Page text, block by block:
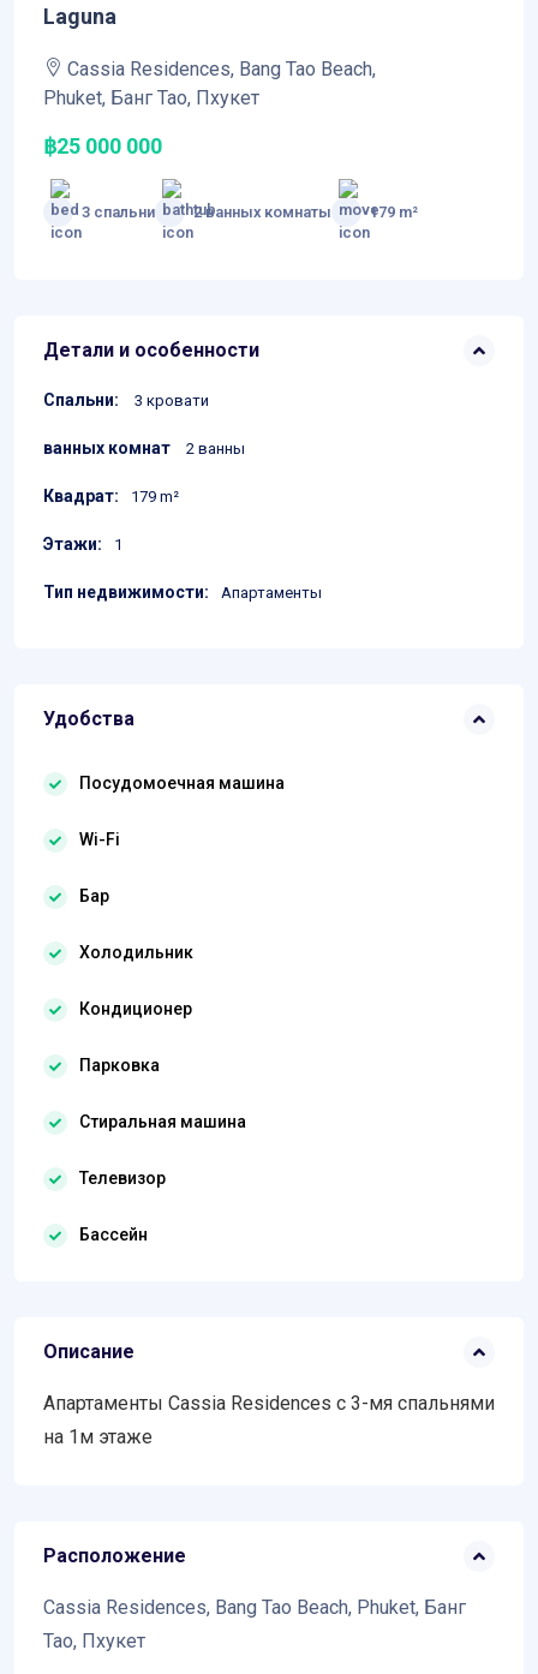
Laguna
Cassia Residences, Bang Tao Beach,
Phuket, Банг Тао, Пхукет
฿25 000 000
3 спальни 2 ванных комнаты 179 m²
Детали и особенности
Спальни: 3 кровати
ванных комнат 2 ванны
Квадрат: 179 m²
Этажи: 1
Тип недвижимости: Апартаменты
Удобства
Посудомоечная машина
Wi-Fi
Бар
Холодильник
Кондиционер
Парковка
Стиральная машина
Телевизор
Бассейн
Описание
Апартаменты Cassia Residences с 3-мя спальнями
на 1м этаже
Расположение
Cassia Residences, Bang Tao Beach, Phuket, Банг
Тао, Пхукет